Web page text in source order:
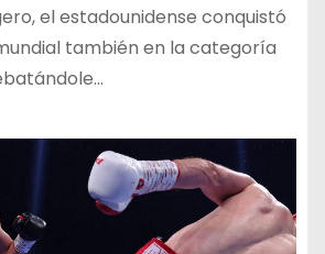
el estadounidense conquistó
también en la categoría